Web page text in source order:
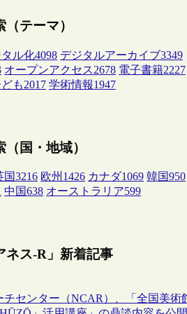
テーマ）
ル化4098 デジタルアーカイブ3349
オープンアクセス2678 電子書籍2227
も2017 学術情報1947
国・地域）
国3216 欧州 1426 カナダ1069 韓国950
中国638 オーストラリア599
ネス-R」新着記事
チセンター（NCAR）、「全国美術